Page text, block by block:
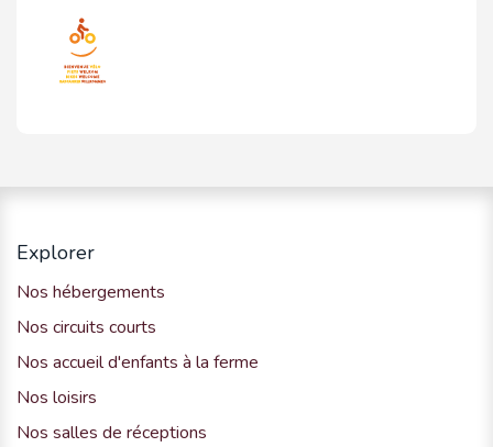
Explorer
Nos hébergements
Nos circuits courts
Nos accueil d'enfants à la ferme
Nos loisirs
Nos salles de réceptions